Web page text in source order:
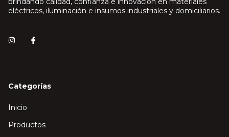
eléctricos, iluminación e insumos industriales y domiciliarios.
Categorías
Inicio
Productos